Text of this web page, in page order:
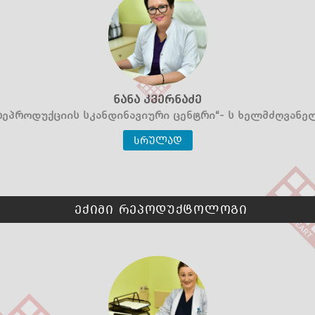
ნანა კვერნაძე
სკანდინავიური ცენტრი“- ს
სრულად
ექიმი რეპოდუქტოლოგი